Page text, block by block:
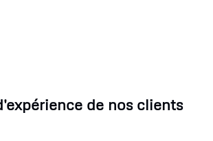
de nos clients